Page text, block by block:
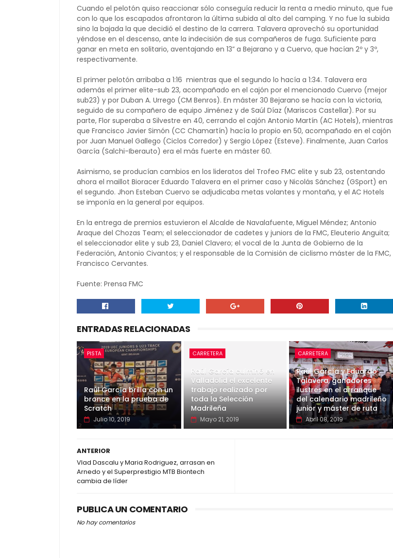
Cuando el pelotón quiso reaccionar sólo conseguía reducir la renta a medio minuto, que fue
con lo que los escapados afrontaron la última subida al alto del camping. Y no fue la subida
sino la bajada la que decidió el destino de la carrera. Talavera aprovechó su oportunidad
yéndose en el descenso, ante la indecisión de sus compañeros de fuga. Suficiente para
ganar en meta en solitario, aventajando en 13” a Bejarano y a Cuervo, que hacían 2º y 3º,
respectivamente.
El primer pelotón arribaba a 1:16 mientras que el segundo lo hacía a 1:34. Talavera era
además el primer elite-sub 23, acompañado en el cajón por el mencionado Cuervo (mejor
sub23) y por Duban A. Urrego (CM Benros). En máster 30 Bejarano se hacía con la victoria,
seguido de su compañero de equipo Jiménez y de Saúl Díaz (Mariscos Castellar). Por su
parte, Flor superaba a Silvestre en 40, cerrando el cajón Antonio Martín (AC Hotels), mientras
que Francisco Javier Simón (CC Chamartín) hacía lo propio en 50, acompañado en el cajón
por Juan Manuel Gallego (Ciclos Corredor) y Sergio López (Esteve). Finalmente, Juan Carlos
García (Salchi-Iberauto) era el más fuerte en máster 60.
Asimismo, se producían cambios en los lideratos del Trofeo FMC elite y sub 23, ostentando
ahora el maillot Bioracer Eduardo Talavera en el primer caso y Nicolás Sánchez (GSport) en
el segundo. Jhon Esteban Cuervo se adjudicaba metas volantes y montaña, y el AC Hotels
se imponía en la general por equipos.
En la entrega de premios estuvieron el Alcalde de Navalafuente, Miguel Méndez; Antonio
Araque del Chozas Team; el seleccionador de cadetes y juniors de la FMC, Eleuterio Anguita;
el seleccionador elite y sub 23, Daniel Clavero; el vocal de la Junta de Gobierno de la
Federación, Antonio Civantos; y el responsable de la Comisión de ciclismo máster de la FMC,
Francisco Cervantes.
Fuente: Prensa FMC
ENTRADAS RELACIONADAS
PISTA
Raúl García brilla con un
bronce en la prueba de
Scratch
Julio 10, 2019
CARRETERA
Raúl García culminó en
Valladolid el excelente
trabajo realizado por
toda la Selección
Madrileña
Mayo 21, 2019
CARRETERA
Raúl García y Eduardo
Talavera, ganadores
ilustres en el arranque
del calendario madrileño
junior y máster de ruta
Abril 08, 2019
ANTERIOR
Vlad Dascalu y Maria Rodriguez, arrasan en
Arnedo y el Superprestigio MTB Biontech
cambia de líder
PUBLICA UN COMENTARIO
No hay comentarios